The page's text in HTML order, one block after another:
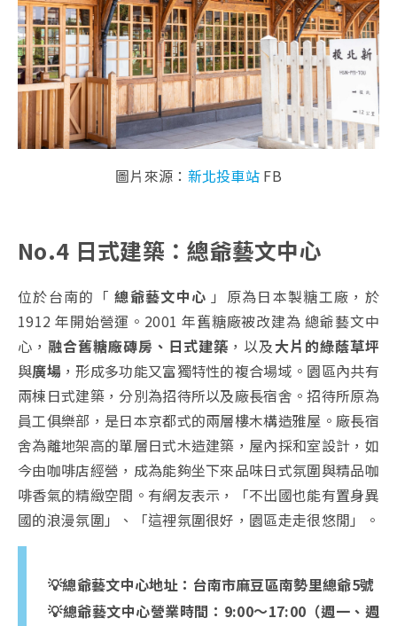
圖片來源： 新北投車站 FB
No.4 日式建築：總爺藝文中心
位於台南的「總爺藝文中心 」原為日本製糖工廠，於
1912 年開始營運。2001 年舊糖廠被改建為 總爺藝文中
心， 融合舊糖廠磚房、日式建築 ，以及大片的綠蔭草坪
與廣場，形成多功能又富獨特性的複合場域。園區內共有
兩棟日式建築，分別為招待所以及廠長宿舍。招待所原為
員工俱樂部，是日本京都式的兩層樓木構造雅屋。廠長宿
舍為離地架高的單層日式木造建築，屋內採和室設計，如
今由咖啡店經營，成為能夠坐下來品味日式氛圍與精品咖
啡香氣的精緻空間。有網友表示，「不出國也能有置身異
國的浪漫氛圍」、「這裡氛圍很好，園區走走很悠閒」。
💡總爺藝文中心地址：台南市麻豆區南勢里總爺5號
💡總爺藝文中心營業時間：9:00～17:00（週一、週